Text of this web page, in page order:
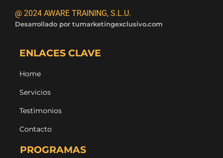
@ 2024 AWARE TRAINING, S.L.U.
Desarrollado por tumarketingexclusivo.com
ENLACES CLAVE
Home
Servicios
Testimonios
Contacto
PROGRAMAS